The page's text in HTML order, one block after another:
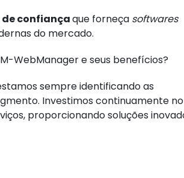
confiançaque forneça softwares
do mercado.
WebManager e seus benefícios?
sempre identificando as
Investimos continuamente no
proporcionando soluções